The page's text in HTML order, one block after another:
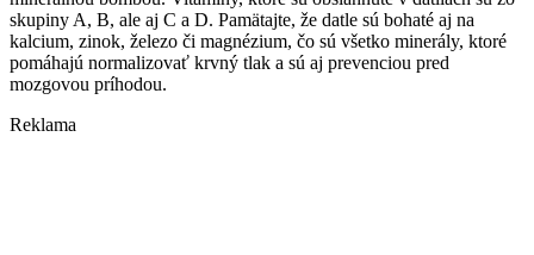
skupiny A, B, ale aj C a D. Pamätajte, že datle sú bohaté aj na
kalcium, zinok, železo či magnézium, čo sú všetko minerály, ktoré
pomáhajú normalizovať krvný tlak a sú aj prevenciou pred
mozgovou príhodou.
Reklama